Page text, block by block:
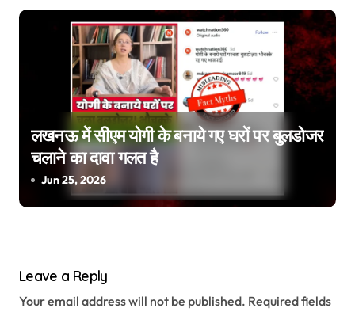
लखनऊ में सीएम योगी के बनाये गए घरों पर बुलडोजर
चलाने का दावा गलत है
Jun 25, 2026
Leave a Reply
Your email address will not be published. Required fields